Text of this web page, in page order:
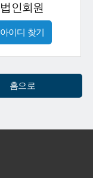
법인회원
아이디 찾기
홈으로